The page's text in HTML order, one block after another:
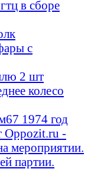
в сборе
с
2 шт
колесо
1974 год
Oppozit.ru -
мероприятии.
партии.